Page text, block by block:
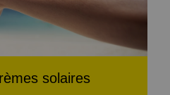
solaires